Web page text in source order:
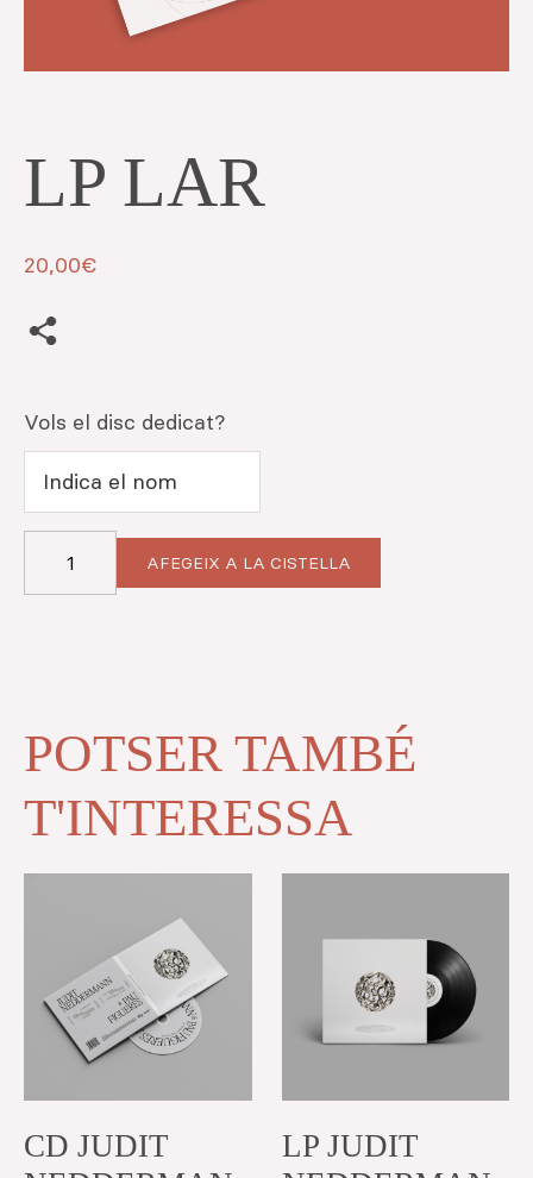
LP LAR
20,00€
Vols el disc dedicat?
LP
AFEGEIX A LA CISTELLA
POTSER TAMBÉ
T'INTERESSA
CD JUDIT
LP JUDIT